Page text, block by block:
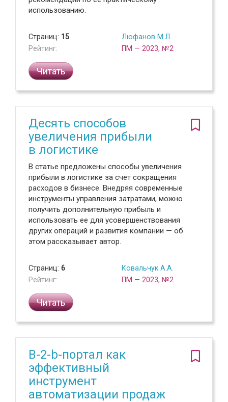
использованию.
Страниц: 15
Рейтинг:
Люфанов М.Л.
ПМ — 2023, №2
Читать
Десять способов
увеличения прибыли
в логистике
В статье предложены способы увеличения
прибыли в логистике за счет сокращения
расходов в бизнесе. Внедряя современные
инструменты управления затратами, можно
получить дополнительную прибыль и
использовать ее для усовершенствования
других операций и развития компании — об
этом рассказывает автор.
Страниц: 6
Рейтинг:
Ковальчук А.А.
ПМ — 2023, №2
Читать
B-2-b-портал как
эффективный
инструмент
автоматизации продаж